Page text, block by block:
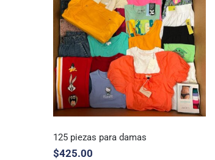
125 piezas para damas
$425.00